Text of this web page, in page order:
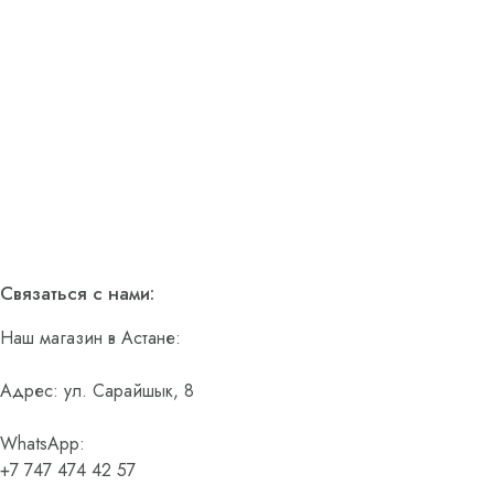
Связаться с нами:
Наш магазин в Астане:
Адрес: ул. Сарайшык, 8
WhatsApp:
+7 747 474 42 57